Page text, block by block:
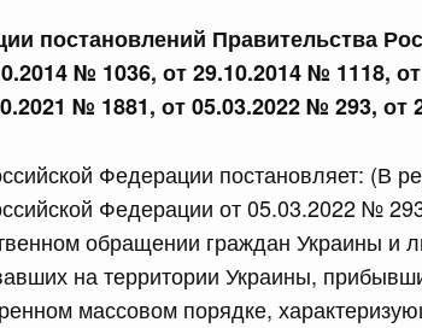
постановлений Правительства
№ 1036, от 29.10.2014 № 1118,
№ 1881, от 05.03.2022 № 293, от
Федерации постановляет: (В
Федерации от 05.03.2022 №
обращении граждан Украины и
на территории Украины,
массовом порядке,
процентной ставки размещения средств резерва
Российской Федерации по обязательному
Федерации от 23.07.2026 г. № 927
изменений в Соглашение о единых принципах и
союза от 23 декабря 2014 года